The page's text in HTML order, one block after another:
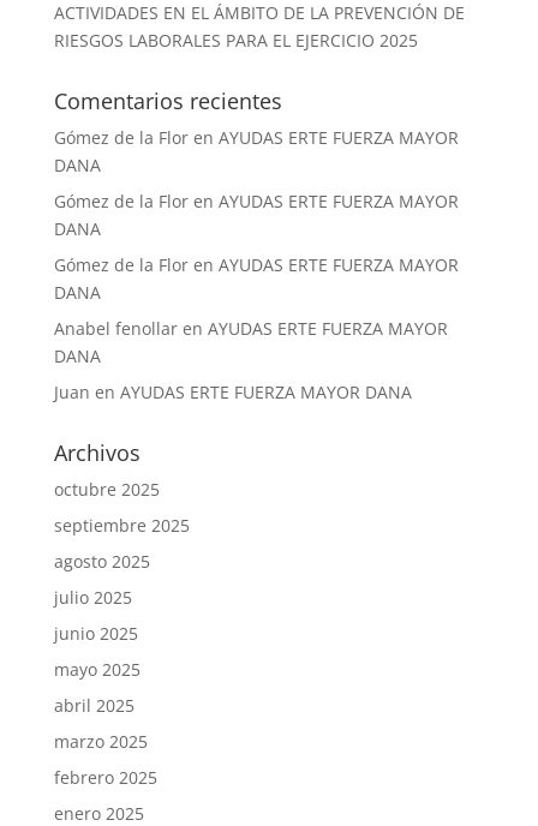
ACTIVIDADES EN EL ÁMBITO DE LA PREVENCIÓN DE
RIESGOS LABORALES PARA EL EJERCICIO 2025
Comentarios recientes
Gómez de la Floren AYUDAS ERTE FUERZA MAYOR
DANA
Gómez de la Floren AYUDAS ERTE FUERZA MAYOR
DANA
Gómez de la Floren AYUDAS ERTE FUERZA MAYOR
DANA
Anabel fenollaren AYUDAS ERTE FUERZA MAYOR
DANA
Juan en AYUDAS ERTE FUERZA MAYOR DANA
Archivos
octubre 2025
septiembre 2025
agosto 2025
julio 2025
junio 2025
mayo 2025
abril 2025
marzo 2025
febrero 2025
enero 2025